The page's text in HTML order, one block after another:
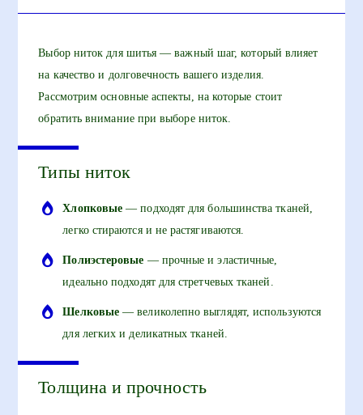
Выбор ниток для шитья — важный шаг, который влияет
на качество и долговечность вашего изделия.
Рассмотрим основные аспекты, на которые стоит
обратить внимание при выборе ниток.
Типы ниток
Хлопковые — подходят для большинства тканей,
легко стираются и не растягиваются.
Полиэстеровые — прочные и эластичные,
идеально подходят для стретчевых тканей.
Шелковые — великолепно выглядят, используются
для легких и деликатных тканей.
Толщина и прочность